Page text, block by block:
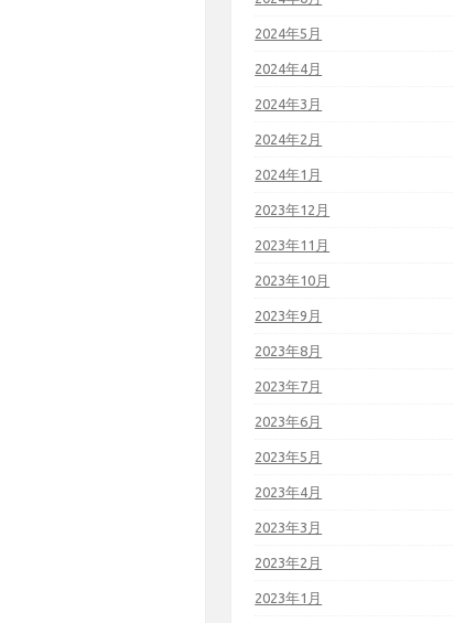
2024年5月
2024年4月
2024年3月
2024年2月
2024年1月
2023年12月
2023年11月
2023年10月
2023年9月
2023年8月
2023年7月
2023年6月
2023年5月
2023年4月
2023年3月
2023年2月
2023年1月